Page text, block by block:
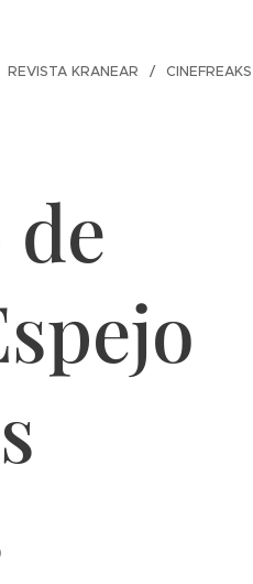
REVISTA KRANEAR CINEFREAKS